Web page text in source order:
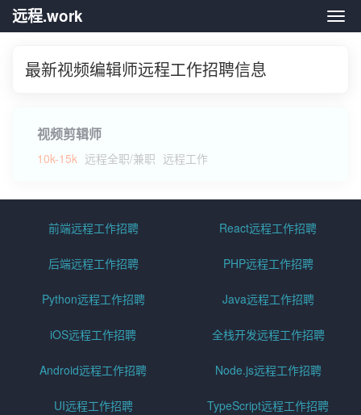
远
远程.work
最新视频编辑师远程工作招聘信息
视频剪辑师
10k-15k 远程全职/兼职 远程工作
前端远程工作招聘 React远程工作招聘
后端远程工作招聘 PHP远程工作招聘
Python远程工作招聘 Java远程工作招聘
iOS远程工作招聘 全栈开发远程工作招聘
Android远程工作招聘 Node.js远程工作招聘
UI远程工作招聘 TypeScript远程工作招聘